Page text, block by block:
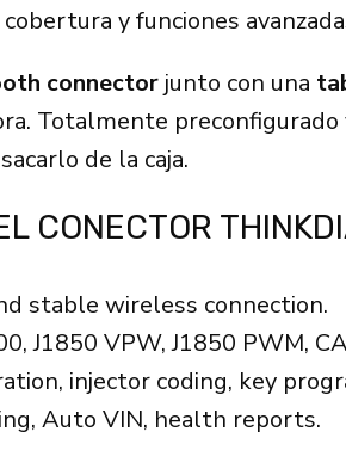
y funciones
connector junto con una
Totalmente preconfigurado
de la caja.
CONECTOR
stable wireless connection.
VPW, J1850 PWM,
injector coding, key
Auto VIN, health reports.